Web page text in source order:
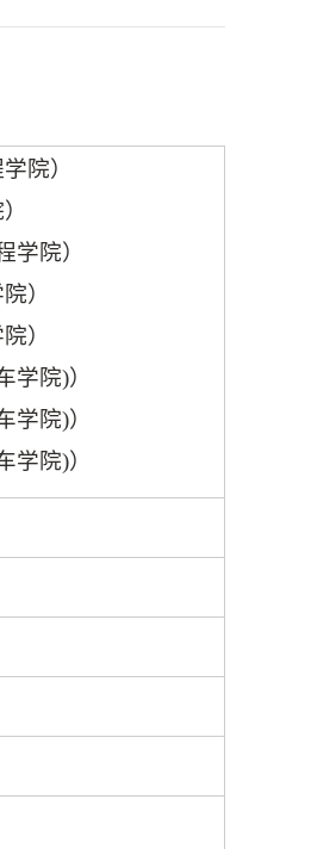
院）
学院）
）
）
学院)）
学院)）
学院)）